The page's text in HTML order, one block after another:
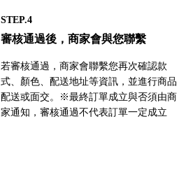
STEP.4
審核通過後，商家會與您聯繫
若審核通過，商家會聯繫您再次確認款
式、顏色、配送地址等資訊，並進行商品
配送或面交。※最終訂單成立與否須由商
家通知，審核通過不代表訂單一定成立